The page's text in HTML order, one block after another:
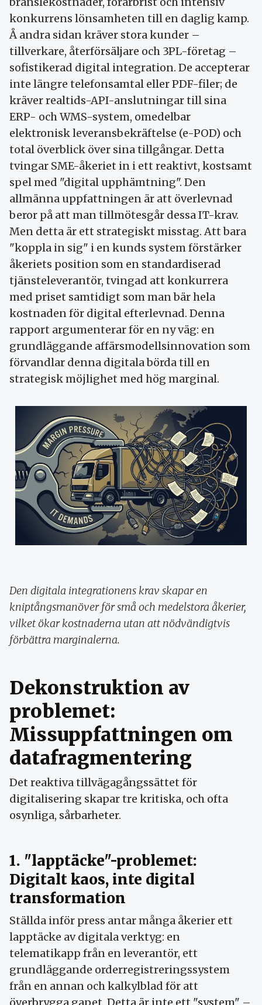
konkurrens lönsamheten till en daglig kamp.
Å andra sidan kräver stora kunder –
tillverkare, återförsäljare och 3PL-företag –
sofistikerad digital integration. De accepterar
inte längre telefonsamtal eller PDF-filer; de
kräver realtids-API-anslutningar till sina
ERP- och WMS-system, omedelbar
elektronisk leveransbekräftelse (e-POD) och
total överblick över sina tillgångar. Detta
tvingar SME-åkeriet in i ett reaktivt, kostsamt
spel med "digital upphämtning". Den
allmänna uppfattningen är att överlevnad
beror på att man tillmötesgår dessa IT-krav.
Men detta är ett strategiskt misstag. Att bara
"koppla in sig" i en kunds system förstärker
åkeriets position som en standardiserad
tjänsteleverantör, tvingad att konkurrera
med priset samtidigt som man bär hela
kostnaden för digital efterlevnad. Denna
rapport argumenterar för en ny väg: en
grundläggande affärsmodellsinnovation som
förvandlar denna digitala börda till en
strategisk möjlighet med hög marginal.
Den digitala integrationens krav skapar en
kniptångsmanöver för små och medelstora åkerier,
vilket ökar kostnaderna utan att nödvändigtvis
förbättra marginalerna.
Dekonstruktion av
problemet:
Missuppfattningen om
datafragmentering
Det reaktiva tillvägagångssättet för
digitalisering skapar tre kritiska, och ofta
osynliga, sårbarheter.
1. "lapptäcke"-problemet:
Digitalt kaos, inte digital
transformation
Ställda inför press antar många åkerier ett
lapptäcke av digitala verktyg: en
telematikapp från en leverantör, ett
grundläggande orderregistreringssystem
från en annan och kalkylblad för att